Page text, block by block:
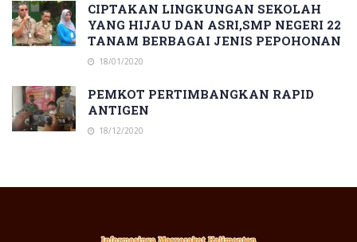
CIPTAKAN LINGKUNGAN SEKOLAH
YANG HIJAU DAN ASRI,SMP NEGERI 22
TANAM BERBAGAI JENIS PEPOHONAN
18/01/2020
PEMKOT PERTIMBANGKAN RAPID
ANTIGEN
18/12/2020